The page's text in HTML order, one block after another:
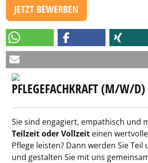
JETZT BEWERBEN
PFLEGEFACHKRAFT (M/W/D)
Sie sind engagiert, empathisch und
Teilzeit oder Vollzeit einen
Pflege leisten? Dann werden Sie Teil
und gestalten Sie mit uns